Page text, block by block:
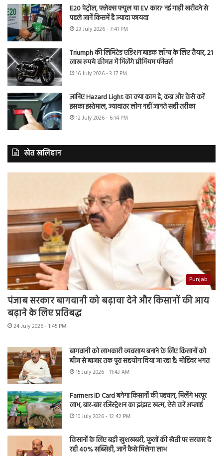
E20 पेट्रोल, फ्लेक्स फ्यूल या EV कार? नई गाड़ी खरीदने से
पहले जानें किसमें है ज्यादा फायदा
23 July 2026 - 7:41 PM
Triumph की लिमिटेड एडिशन बाइक लॉन्च के लिए तैयार, 21
लाख रुपये कीमत में मिलेंगे प्रीमियम फीचर्स
16 July 2026 - 3:17 PM
जानिए Hazard Light का क्या काम है, कब और कैसे करें
इसका इस्तेमाल, ज्यादातर लोग नहीं जानते सही तरीका
12 July 2026 - 6:14 PM
खेत खलिहान
Punjab
पंजाब सरकार बागवानी को बढ़ावा देने और किसानों की आय
बढ़ाने के लिए प्रतिबद्ध
24 July 2026 - 1:45 PM
बागवानी को लाभकारी व्यवसाय बनाने के लिए किसानों को
बीज से बाजार तक पूरा सहयोग दिया जा रहा है: मोहिंदर भगत
15 July 2026 - 11:43 AM
Farmers ID Card बनेगा किसानों की पहचान, मिलेंगे भरपूर
लाभ, बार-बार रजिस्ट्रेशन का झंझट खत्म, ऐसे करें अप्लाई
10 July 2026 - 12:42 PM
किसानों के लिए बड़ी खुशखबरी, फूलों की खेती पर सरकार दे
रही 40% सब्सिडी, जानें कैसे मिलेगा लाभ